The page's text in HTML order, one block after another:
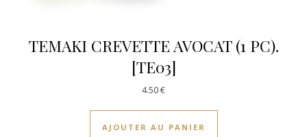
TEMAKI CREVETTE AVOCAT (1 PC).
[TE03]
4.50€
AJOUTER AU PANIER